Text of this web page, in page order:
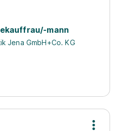
mann
Jena GmbH+Co. KG